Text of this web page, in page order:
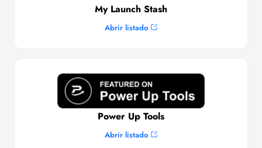
My Launch Stash
Abrir listado
Power Up Tools
Abrir listado